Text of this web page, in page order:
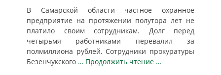
В Самарской области частное охранное
предприятие на протяжении полутора лет не
платило своим сотрудникам. Долг перед
четырьмя работниками перевалил за
полмиллиона рублей. Сотрудники прокуратуры
Безенчукского … Продолжить чтение …